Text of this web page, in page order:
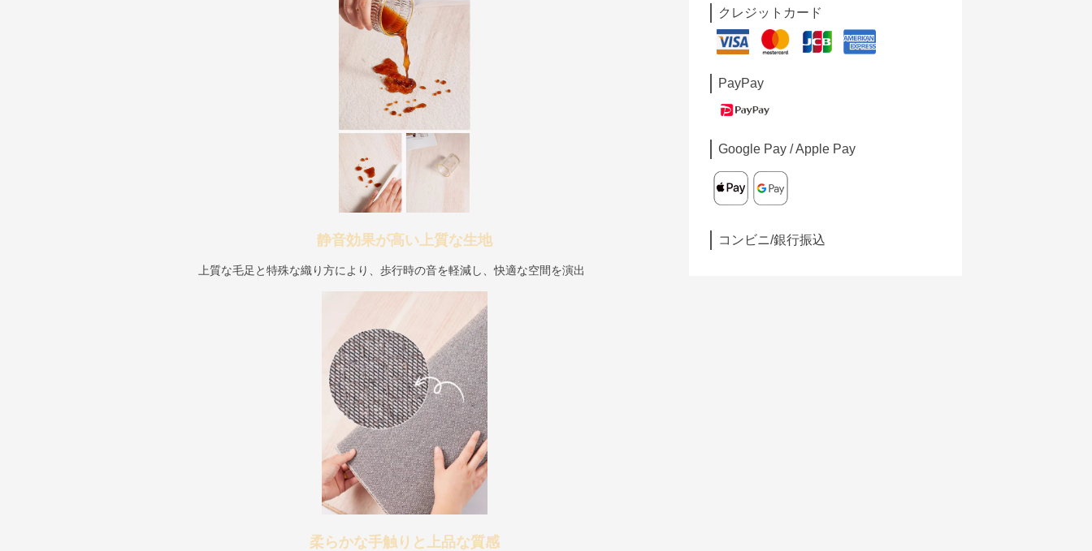
静音効果が高い上質な生地
上質な毛足と特殊な織り方により、歩行時の音を軽減し、快適な空間を演出
柔らかな手触りと上品な質感
クレジットカード
PayPay
Google Pay / Apple Pay
コンビニ/銀行振込